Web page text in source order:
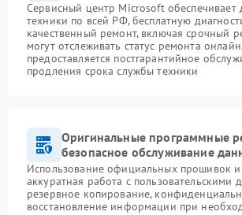
Сервисный центр Microsoft обеспечивает
техники по всей РФ, бесплатную
качественный ремонт, включая срочный
могут отслеживать статус ремонта
предоставляется постгарантийное
продления срока службы техники
Оригинальные программные
безопасное обслуживание
Использование официальных прошивок и
аккуратная работа с пользовательскими
резервное копирование,
восстановление информации при